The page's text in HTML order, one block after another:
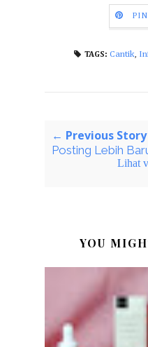
TAGS: Cantik,
← Previous Story
Posting Lebih
Lihat
YOU